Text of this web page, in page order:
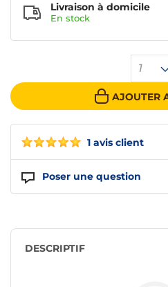
1 avis client
Poser une question
1
AJOUTER
Livraison à domicile
En stock
DESCRIPTIF